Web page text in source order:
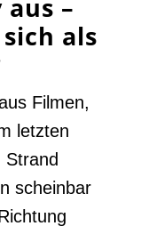
–
als
Filmen,
letzten
Strand
scheinbar